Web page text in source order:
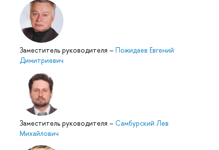
Заместитель руководителя – Пожидаев Евгений
Димитриевич
Заместитель руководителя – Самбурский Лев
Михайлович